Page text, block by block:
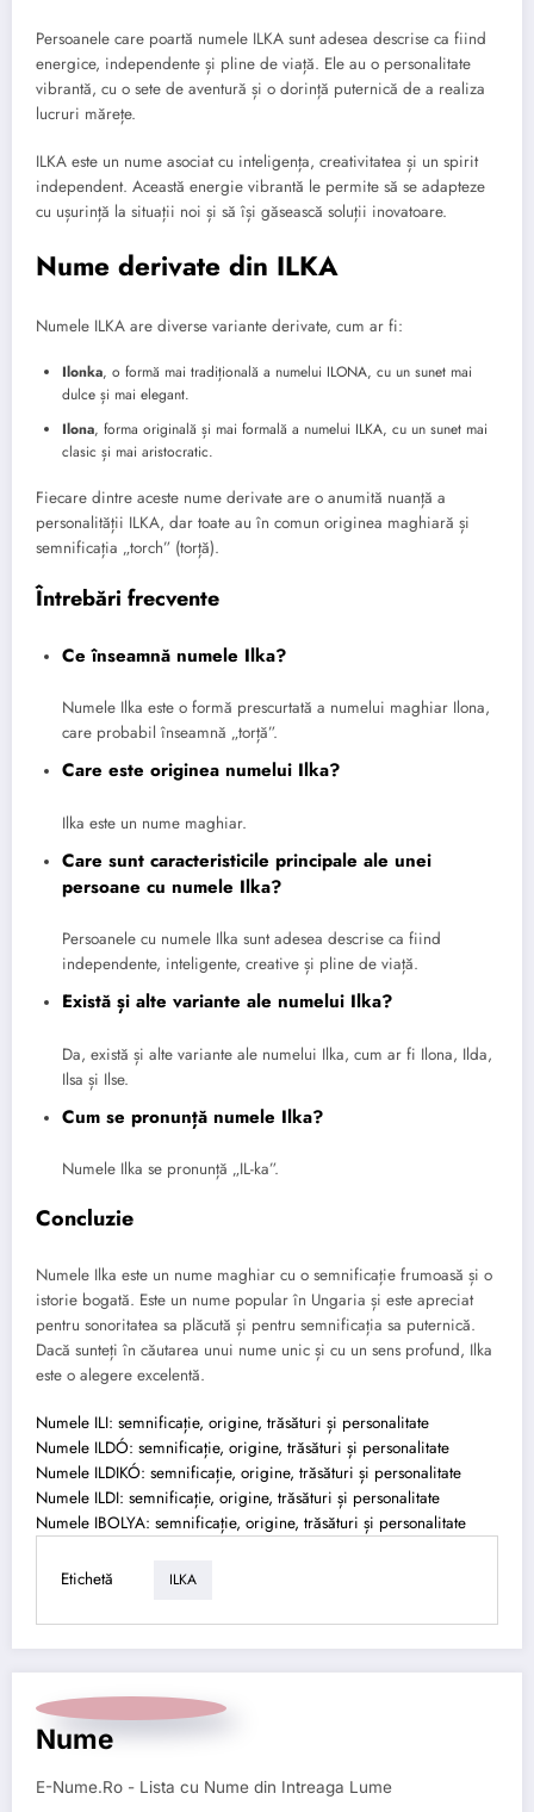
Persoanele care poartă numele ILKA sunt adesea descrise ca fiind
energice, independente și pline de viață. Ele au o personalitate
vibrantă, cu o sete de aventură și o dorință puternică de a realiza
lucruri mărețe.
ILKA este un nume asociat cu inteligența, creativitatea și un spirit
independent. Această energie vibrantă le permite să se adapteze
cu ușurință la situații noi și să își găsească soluții inovatoare.
Nume derivate din ILKA
Numele ILKA are diverse variante derivate, cum ar fi:
Ilonka, o formă mai tradițională a numelui ILONA, cu un sunet mai
dulce și mai elegant.
Ilona, forma originală și mai formală a numelui ILKA, cu un sunet mai
clasic și mai aristocratic.
Fiecare dintre aceste nume derivate are o anumită nuanță a
personalității ILKA, dar toate au în comun originea maghiară și
semnificația „torch” (torță).
Întrebări frecvente
Ce înseamnă numele Ilka?
Numele Ilka este o formă prescurtată a numelui maghiar Ilona, ​​
care probabil înseamnă „torță”.
Care este originea numelui Ilka?
Ilka este un nume maghiar.
Care sunt caracteristicile principale ale unei
persoane cu numele Ilka?
Persoanele cu numele Ilka sunt adesea descrise ca fiind
independente, inteligente, creative și pline de viață.
Există și alte variante ale numelui Ilka?
Da, există și alte variante ale numelui Ilka, cum ar fi Ilona, ​​Ilda,
Ilsa și Ilse.
Cum se pronunță numele Ilka?
Numele Ilka se pronunță „IL-ka”.
Concluzie
Numele Ilka este un nume maghiar cu o semnificație frumoasă și o
istorie bogată. Este un nume popular în Ungaria și este apreciat
pentru sonoritatea sa plăcută și pentru semnificația sa puternică.
Dacă sunteți în căutarea unui nume unic și cu un sens profund, Ilka
este o alegere excelentă.
Numele ILI: semnificație, origine, trăsături și personalitate
Numele ILDÓ: semnificație, origine, trăsături și personalitate
Numele ILDIKÓ: semnificație, origine, trăsături și personalitate
Numele ILDI: semnificație, origine, trăsături și personalitate
Numele IBOLYA: semnificație, origine, trăsături și personalitate
Etichetă ILKA
Nume
E-Nume.Ro - Lista cu Nume din Intreaga Lume